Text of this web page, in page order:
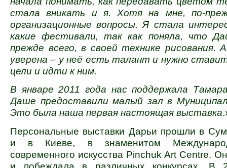
стала вникать и я. Хотя на мне, по-
организационные вопросы. Я стала
какие фестивали, так как поняла, что
прежде всего, в своей технике рисования.
уверена – у неё есть талант и нужно
цели и идти к ним.
В январе 2011 года нас поддержала
Даше предоставили малый зал в
Это была наша первая настоящая выставка
Персональные выставки Дарьи прошли в
и в Киеве, в знаменитом
современного искусства Pinchuk Art Centre.